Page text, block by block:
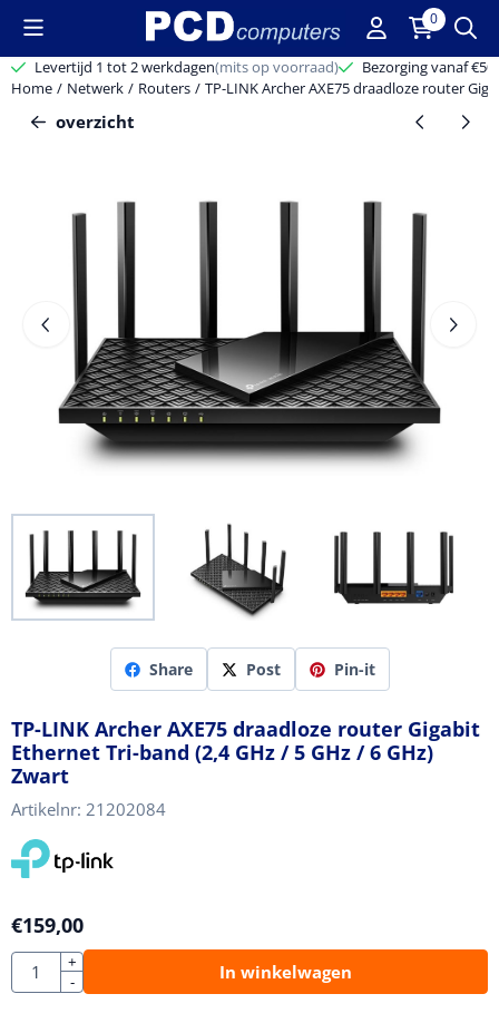
Cookievoorkeuren zijn beschikbaar. Kies instellingen of sta alle
0
Levertijd 1 tot 2 werkdagen(mits op voorraad)
Bezorging vanaf
Home / Netwerk / Routers / TP-LINK Archer AXE75 draadloze router
overzicht
Share Post Pin-it
TP-LINK Archer AXE75 draadloze router Gigabit
Ethernet Tri-band (2,4 GHz / 5 GHz / 6 GHz)
Zwart
Artikelnr: 21202084
€159,00
Aantal
+
-
In winkelwagen